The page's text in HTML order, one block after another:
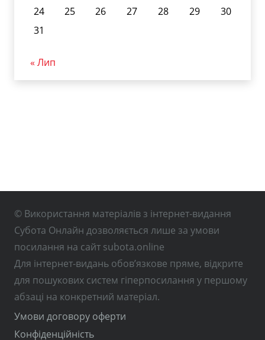
24
25 26 27 28 29
30
31
« Лип
© Використання матеріалів з інтернет-видання
Субота Онлайн дозволяється лише за умови
посилання на сайт subota.online
Для інтернет-видань обов’язкове пряме, відкрите
для пошукових систем гіперпосилання у першому
абзаці на конкретний матеріал.
Умови договору оферти
Конфіденційність